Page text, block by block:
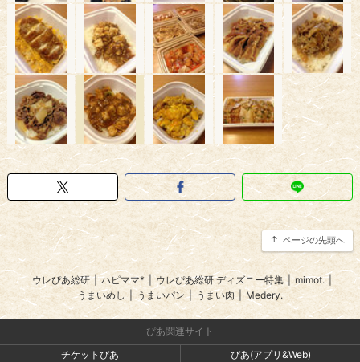
ページの先頭へ
ウレぴあ総研 | ハピママ* ウレぴあ総研 ディズニー特集 | mimot. |
うまいめし
うまいパン | うまい肉 | Medery.
ぴあ関連サイト
チケットぴあ
ぴあ(アプリ&Web)